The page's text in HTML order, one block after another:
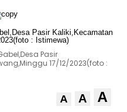
Pasir
17/12/2023(foto :
A A A